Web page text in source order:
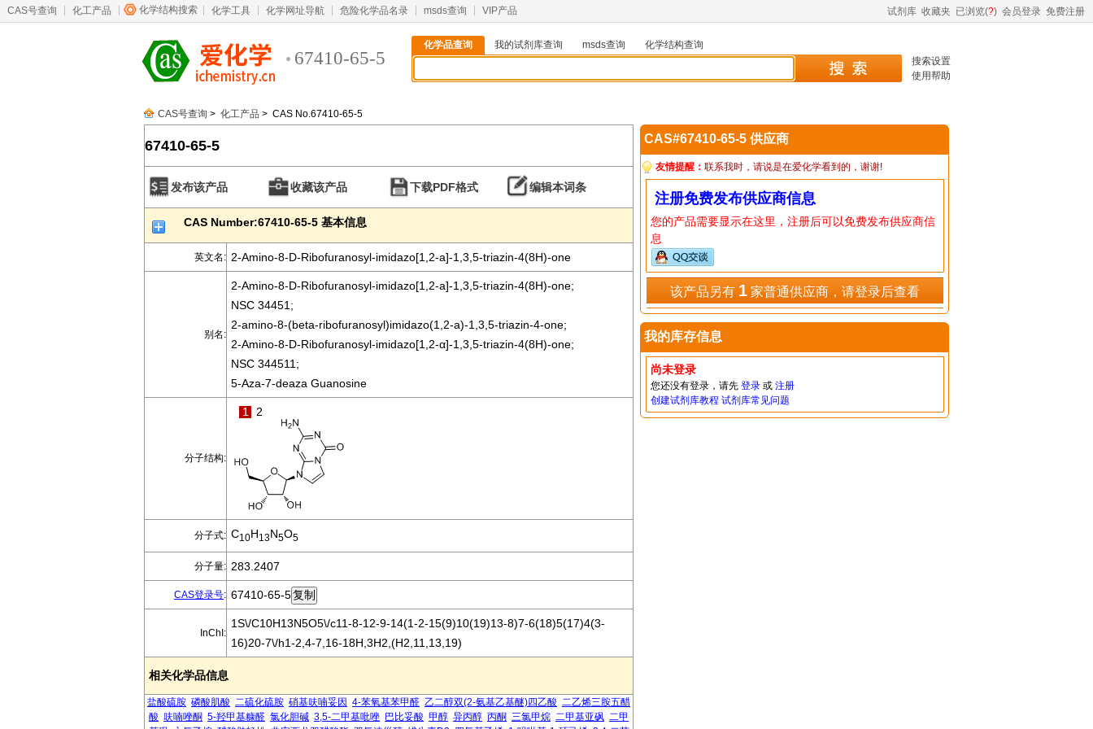
CAS号查询 化工产品 化学结构搜索 化学工具 化学网址导航 危险化学品名录 msds查询 VIP产品 试剂库 收藏夹 已浏览(?) 会员登录 免费注册
67410-65-5
化学品查询 我的试剂库查询 msds查询
化学结构查询
搜索设置
使用帮助
CAS号查询 > 化工产品 > CAS No.67410-65-5
67410-65-5
发布该产品 收藏该产品 下载PDF格式 编辑本词条
CAS Number:67410-65-5 基本信息
英文名: 2-Amino-8-D-Ribofuranosyl-imidazo[1,2-a]-1,3,5-triazin-4(8H)-one
别名:
2-Amino-8-D-Ribofuranosyl-imidazo[1,2-a]-1,3,5-triazin-4(8H)-one;
NSC 34451;
2-amino-8-(beta-ribofuranosyl)imidazo(1,2-a)-1,3,5-triazin-4-one;
2-Amino-8-D-Ribofuranosyl-imidazo[1,2-α]-1,3,5-triazin-4(8H)-one;
NSC 344511;
5-Aza-7-deaza Guanosine
分子结构:
1 2
分子式: C10H13N5O5
分子量: 283.2407
CAS登录号: 67410-65-5
InChI:
1S\/C10H13N5O5\/c11-8-12-9-14(1-2-15(9)10(19)13-8)7-6(18)5(17)4(3-
16)20-7\/h1-2,4-7,16-18H,3H2,(H2,11,13,19)
相关化学品信息
盐酸硫胺 磷酸肌酸 二硫化硫胺 硝基呋喃妥因 4-苯氧基苯甲醛 乙二醇双(2-氨基乙基醚)四乙酸 二乙烯三胺五醋
酸 呋喃唑酮 5-羟甲基糠醛 氯化胆碱 3,5-二甲基吡唑 巴比妥酸 甲醇 异丙醇 丙酮 三氯甲烷 二甲基亚砜 二甲
CAS#67410-65-5 供应商
友情提醒： 联系我时，请说是在爱化学看到的，谢谢!
注册免费发布供应商信息
您的产品需要显示在这里，注册后可以免费发布供应商信
息
该产品另有 1家普通供应商，请登录后查看
我的库存信息
尚未登录
您还没有登录，请先 登录或 注册
创建试剂库教程 试剂库常见问题